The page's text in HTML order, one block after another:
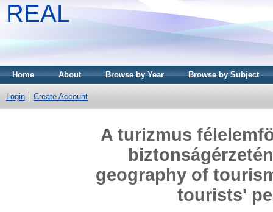
REAL
Home About Browse by Year Browse by Subject
Login Create Account
A turizmus
geography of
tourists'